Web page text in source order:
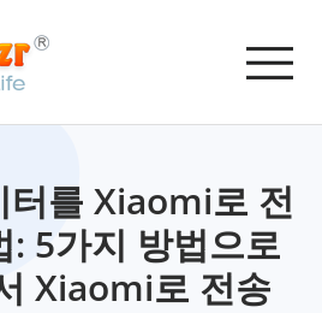
를 Xiaomi로 전
: 5가지 방법으로
Xiaomi로 전송